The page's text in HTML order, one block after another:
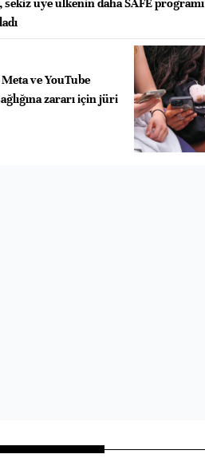
üye ülkenin daha SAFE programı
ve YouTube
zararı için jüri